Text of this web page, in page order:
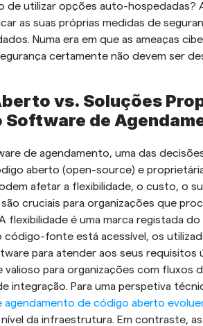
de utilizar opções auto-hospedadas?
as suas próprias medidas de
Numa era em que as ameaças
certamente não devem ser
vs. Soluções
Software de
de agendamento, uma das
aberto (open-source) e
afetar a flexibilidade, o custo, o
cruciais para organizações que
flexibilidade é uma marca registada
código-fonte está acessível, os
para atender aos seus requisitos
valioso para organizações com fluxos
integração. Para uma perspetiva
de código aberto
da infraestrutura. Em contraste,